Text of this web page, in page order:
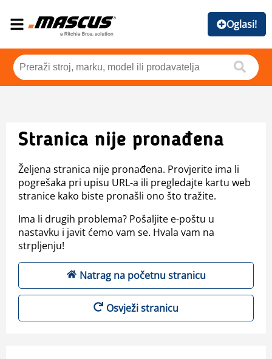
Oglasi!
Stranica nije pronađena
Željena stranica nije pronađena. Provjerite ima li
pogrešaka pri upisu URL-a ili pregledajte kartu web
stranice kako biste pronašli ono što tražite.
Ima li drugih problema? Pošaljite e-poštu u
nastavku i javit ćemo vam se. Hvala vam na
strpljenju!
Natrag na početnu stranicu
Osvježi stranicu